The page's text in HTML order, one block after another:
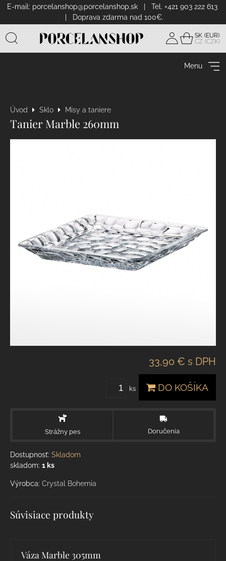
E-mail: porcelanshop@porcelanshop.sk| Tel. +421 903 222 613
| Doprava zdarma nad 100€.
Prihlásiť
SK
CZ
Menu
Úvod Sklo Misy a taniere
Tanier Marble 260mm
33,90 € s DPH
ks DO KOŠÍKA
Strážny pes Doručenia
Dostupnosť: Skladom
skladom: 1 ks
Výrobca: Crystal Bohemia
Súvisiace produkty
Váza Marble 305mm